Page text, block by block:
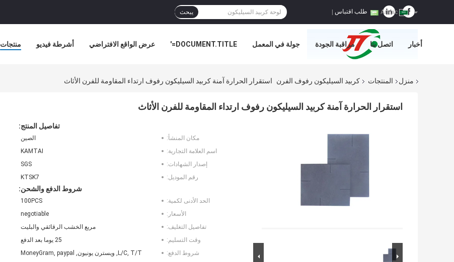
طلب اقتباس يبحث
منتجات أشرطة فيديو عرض الواقع الافتراضي DOCUMENT.TITLE=' جولة في المعمل مراقبة الجودة اتصل بنا أخبار
منزل
المنتجات كربيد السيليكون رفوف الفرن استقرار الحرارة آمنة كربيد السيليكون رفوف ارتداء المقاومة للفرن الأثاث
استقرار الحرارة آمنة كربيد السيليكون رفوف ارتداء المقاومة للفرن الأثاث
تفاصيل المنتج:
مكان المنشأ:
الصين
اسم العلامة التجارية:
KAMTAI
إصدار الشهادات:
SGS
رقم الموديل:
KTSK7
شروط الدفع والشحن:
الحد الأدنى لكمية:
100PCS
الأسعار:
negotiable
تفاصيل التغليف:
مربع الخشب الرقائقي والبليت
وقت التسليم:
25 يوما بعد الدفع
شروط الدفع:
L/C, T/T, ويسترن يونيون, MoneyGram, paypal